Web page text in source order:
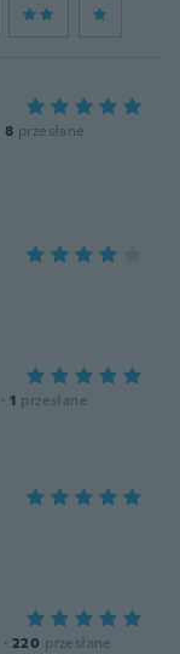
8 przesłane
· 1 przesłane
· 220 przesłane